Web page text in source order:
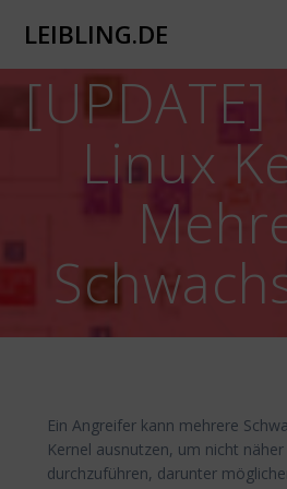
LEIBLING.DE
Linux
Ein Angreifer kann mehrere
Kernel ausnutzen, um nicht
durchzuführen, darunter